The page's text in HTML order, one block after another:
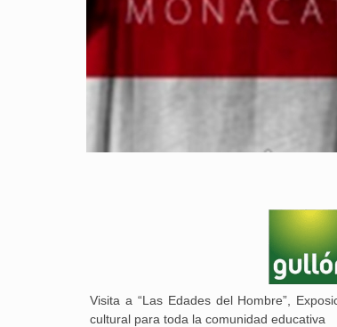
Visita a “Las Edades del Hombre”,
cultural para toda la comunidad educativa